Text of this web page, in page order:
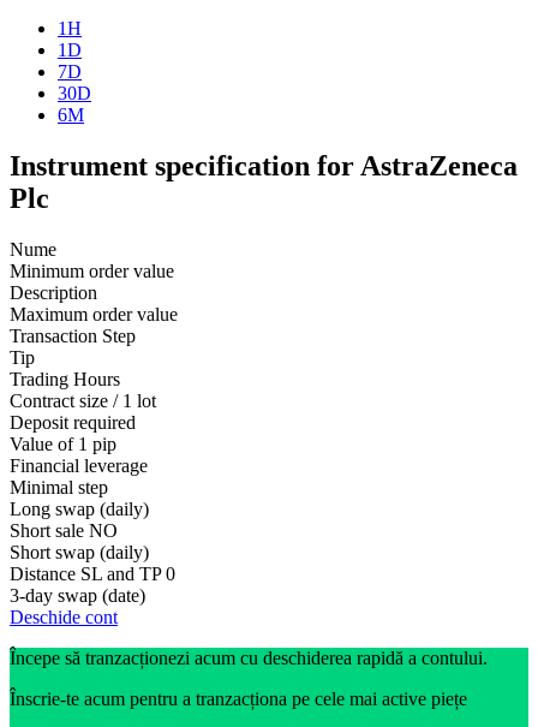
1H
1D
7D
30D
6M
Instrument specification for AstraZeneca
Plc
Nume
Minimum order value
Description
Maximum order value
Transaction Step
Tip
Trading Hours
Contract size / 1 lot
Deposit required
Value of 1 pip
Financial leverage
Minimal step
Long swap (daily)
Short sale NO
Short swap (daily)
Distance SL and TP 0
3-day swap (date)
Deschide cont
Începe să tranzacționezi acum cu deschiderea rapidă a contului.
Înscrie-te acum pentru a tranzacționa pe cele mai active piețe